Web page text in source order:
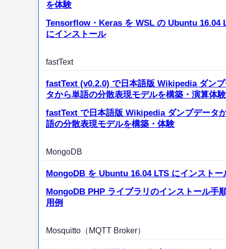
を体験
Tensorflow・Keras を WSL の Ubuntu 16.04
にインストール
fastText
fastText (v0.2.0) で日本語版 Wikipedia ダン
タから単語の分散表現モデルを構築・演算体験
fastText で日本語版 Wikipedia ダンプデータ
語の分散表現モデルを構築・体験
MongoDB
MongoDB を Ubuntu 16.04 LTS にインストー
MongoDB PHP ライブラリのインストール手
用例
Mosquitto（MQTT Broker）